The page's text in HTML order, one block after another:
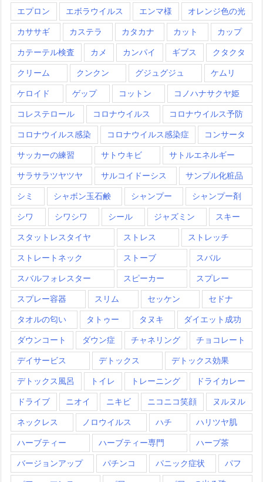
エプロン エボラウイルス エンマ様 オレンジ色の光
カササギ カステラ カタカナ カット カップ
カテーテル検査 カメ カンパイ ギブス クタクタ
クリーム クンクン グジュグジュ ケムリ
ケロイド ゲップ コットン コノハナサクヤ姫
コレステロール コロナウイルス コロナウイルス予防
コロナウイルス感染 コロナウイルス感染症 コンサータ
サッカーの練習 サトウキビ サトルエネルギー
サラサラツヤツヤ サルコイドーシス サンプル化粧品
シミ シャボン玉石鹸 シャンプー シャンプー剤
シワ シワシワ シール ジャズミン スキー
スタットレスタイヤ ストレス ストレッチ
ストレートネック ストーブ スバル
スバルフォレスター スピーカー スプレー
スプレー容器 スリム セッケン セドナ
タオルの匂い タトゥー タヌキ ダイエット成功
ダウンコート ダウン症 チャネリング チョコレート
デイサービス デトックス デトックス効果
デトックス風呂 トイレ トレーニング ドライカレー
ドライブ ニオイ ニキビ ニコニコ笑顔 ヌルヌル
ネックレス ノロウイルス ハチ ハリツヤ肌
ハーブティー ハーブティー専門 ハーブ茶
バージョンアップ パチンコ パニック症状 パフ